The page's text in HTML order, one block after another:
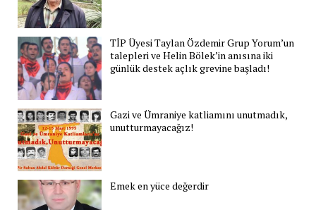
TİP Üyesi Taylan Özdemir Grup Yorum’un
talepleri ve Helin Bölek’in anısına iki
günlük destek açlık grevine başladı!
Gazi ve Ümraniye katliamını unutmadık,
unutturmayacağız!
Emek en yüce değerdir